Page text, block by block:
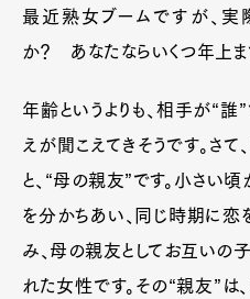
最近熟女ブームですが、実
か？ あなたならいくつ年上
年齢というよりも、相手が“誰
えが聞こえてきそうです。さ
と、“母の親友”です。小さい
を分かちあい、同じ時期に恋
み、母の親友としてお互いの
れた女性です。その“親友”は